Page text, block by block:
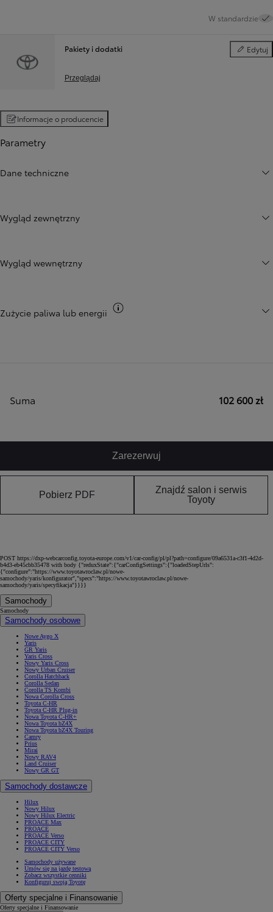
W standardzie
Pakiety i dodatki Edytuj
Pakiety i
Przeglądaj
Informacje o producencie
Parametry
Dane techniczne
Wygląd zewnętrzny
Wygląd wewnętrzny
Zużycie paliwa lub energii
Suma 102 600 zł
Zarezerwuj
Pobierz PDF
Znajdź salon i serwis
Toyoty
POST https://dxp-webcarconfig.toyota-europe.com/v1/car-config/pl/pl?path=configure/09a6531a-c3f1-4d2d-
b4d3-eb45cbb35478 with body {"reduxState":{"carConfigSettings":{"loadedStepUrls":
{"configure":"https://www.toyotawroclaw.pl/nowe-
samochody/yaris/konfigurator","specs":"https://www.toyotawroclaw.pl/nowe-
samochody/yaris/specyfikacja"}}}}
Samochody
Samochody
Samochody osobowe
Nowe Aygo X
Yaris
GR Yaris
Yaris Cross
Nowy Yaris Cross
Nowy Urban Cruiser
Corolla Hatchback
Corolla Sedan
Corolla TS Kombi
Nowa Corolla Cross
Toyota C-HR
Toyota C-HR Plug-in
Nowa Toyota C-HR+
Nowa Toyota bZ4X
Nowa Toyota bZ4X Touring
Camry
Prius
Mirai
Nowy RAV4
Land Cruiser
Nowy GR GT
Samochody dostawcze
Hilux
Nowy Hilux
Nowy Hilux Electric
PROACE Max
PROACE
PROACE Verso
PROACE CITY
PROACE CITY Verso
Samochody używane
Umów się na jazdę testową
Zobacz wszystkie cenniki
Konfiguruj swoją Toyotę
Oferty specjalne i Finansowanie
Oferty specjalne i Finansowanie